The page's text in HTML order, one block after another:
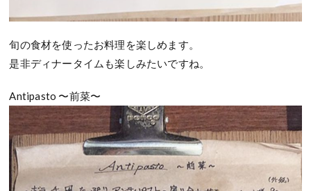
旬の食材を使ったお料理を楽しめます。
是非ディナータイムも楽しみたいですね。
Antipasto 〜前菜〜